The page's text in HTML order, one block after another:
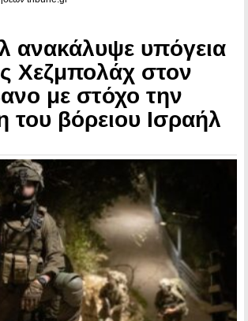
ανακάλυψε υπόγεια
Χεζμπολάχ στον
με στόχο την
του βόρειου Ισραήλ